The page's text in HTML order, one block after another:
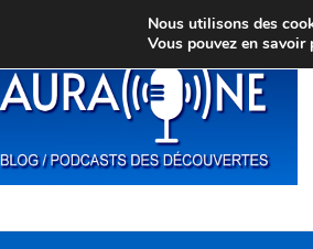
Nous utilisons des
Vous pouvez en